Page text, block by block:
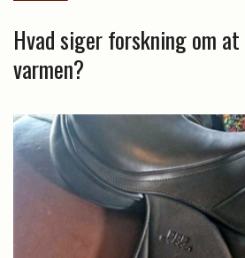
Hvad siger forskning om
varmen?